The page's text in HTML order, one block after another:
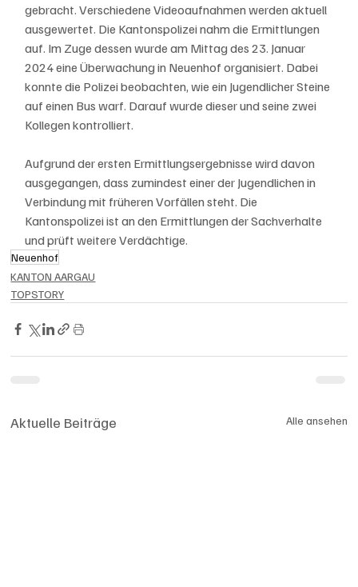
gebracht. Verschiedene Videoaufnahmen werden aktuell
ausgewertet. Die Kantonspolizei nahm die Ermittlungen
auf. Im Zuge dessen wurde am Mittag des 23. Januar
2024 eine Überwachung in Neuenhof organisiert. Dabei
konnte die Polizei beobachten, wie ein Jugendlicher Steine
auf einen Bus warf. Darauf wurde dieser und seine zwei
Kollegen kontrolliert.
Aufgrund der ersten Ermittlungsergebnisse wird davon
ausgegangen, dass zumindest einer der Jugendlichen in
Verbindung mit früheren Vorfällen steht. Die
Kantonspolizei ist an den Ermittlungen der Sachverhalte
und prüft weitere Verdächtige.
Neuenhof
KANTON AARGAU
TOPSTORY
Aktuelle Beiträge Alle ansehen